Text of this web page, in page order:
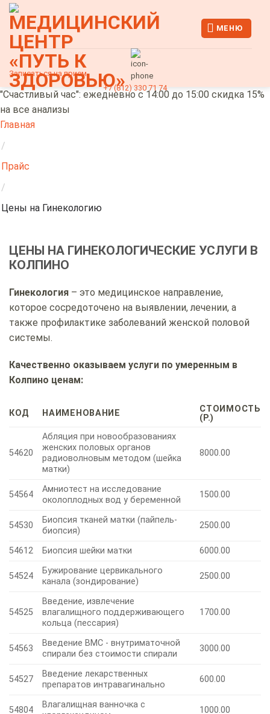
Skip
content
МЕНЮ
+7 (812) 330 71 74
Записаться на прием
"Счастливый час": ежедневно с 14:00 до 15:00 скидка 15%
на все анализы
Главная
/
Прайс
/
Цены на Гинекологию
ЦЕНЫ НА ГИНЕКОЛОГИЧЕСКИЕ УСЛУГИ В
КОЛПИНО
Гинекология – это медицинское направление,
которое сосредоточено на выявлении, лечении, а
также профилактике заболеваний женской половой
системы.
Качественно оказываем услуги по умеренным в
Колпино ценам:
КОД НАИМЕНОВАНИЕ
СТОИМОСТЬ
(Р.)
54620
Абляция при новообразованиях
женских половых органов
радиоволновым методом (шейка
матки)
8000.00
54564
Амниотест на исследование
околоплодных вод у беременной
1500.00
54530
Биопсия тканей матки (пайпель-
биопсия)
2500.00
54612 Биопсия шейки матки 6000.00
54524
Бужирование цервикального
канала (зондирование)
2500.00
54525
Введение, извлечение
влагалищного поддерживающего
кольца (пессария)
1700.00
54563
Введение ВМС - внутриматочной
спирали без стоимости спирали
3000.00
54527
Введение лекарственных
препаратов интравагинально
600.00
54804
Влагалищная ванночка с
1000.00